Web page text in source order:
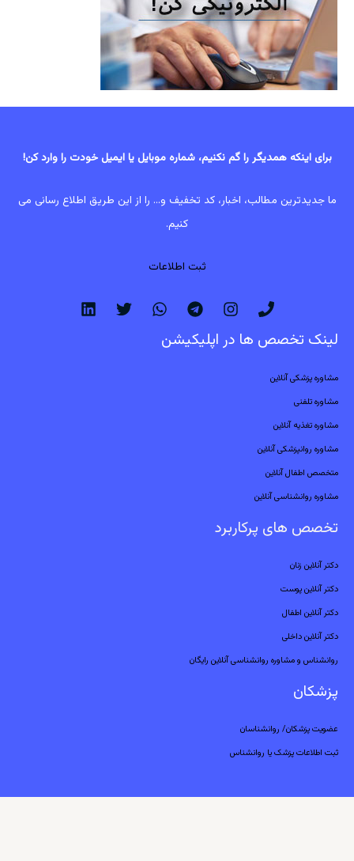
برای اینکه همدیگر را گم نکنیم، شماره موبایل یا ایمیل خودت را وارد کن!
ما جدیدترین مطالب، اخبار، کد تخفیف و... را از این طریق اطلاع رسانی می
کنیم.
ثبت اطلاعات
لینک تخصص ها در اپلیکیشن
مشاوره پزشکی آنلاین
مشاوره تلفنی
مشاوره تغذیه آنلاین
مشاوره روانپزشکی آنلاین
متخصص اطفال آنلاین
مشاوره روانشناسی آنلاین
تخصص های پرکاربرد
دکتر آنلاین زنان
دکتر آنلاین پوست
دکتر آنلاین اطفال
دکتر آنلاین داخلی
روانشناس و مشاوره روانشناسی آنلاین رایگان
پزشکان
عضویت پزشکان/ روانشناسان
ثبت اطلاعات پزشک یا روانشناس